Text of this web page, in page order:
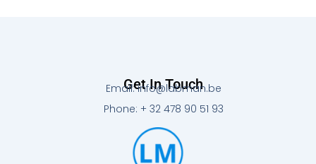
Get In Touch
Email: info@labman.be
Phone: + 32 478 90 51 93